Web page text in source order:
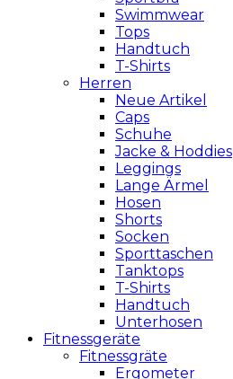
Swimmwear
Tops
Handtuch
T-Shirts
Herren
Neue Artikel
Caps
Schuhe
Jacke & Hoddies
Leggings
Lange Ärmel
Hosen
Shorts
Socken
Sporttaschen
Tanktops
T-Shirts
Handtuch
Unterhosen
Fitnessgeräte
Fitnessgräte
Ergometer